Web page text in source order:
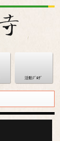
活動ﾌﾞﾛｸﾞ